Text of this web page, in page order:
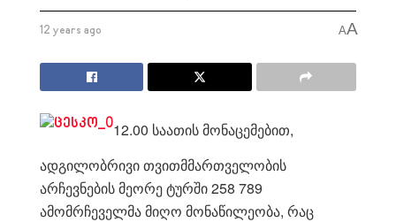
12 years ago AA
12.00 საათის მონაცემებით,
ადგილობრივი თვითმმართველობის
არჩევნების მეორე ტურში 258 789
ამომრჩეველმა მიღო მონაწილეობა, რაც